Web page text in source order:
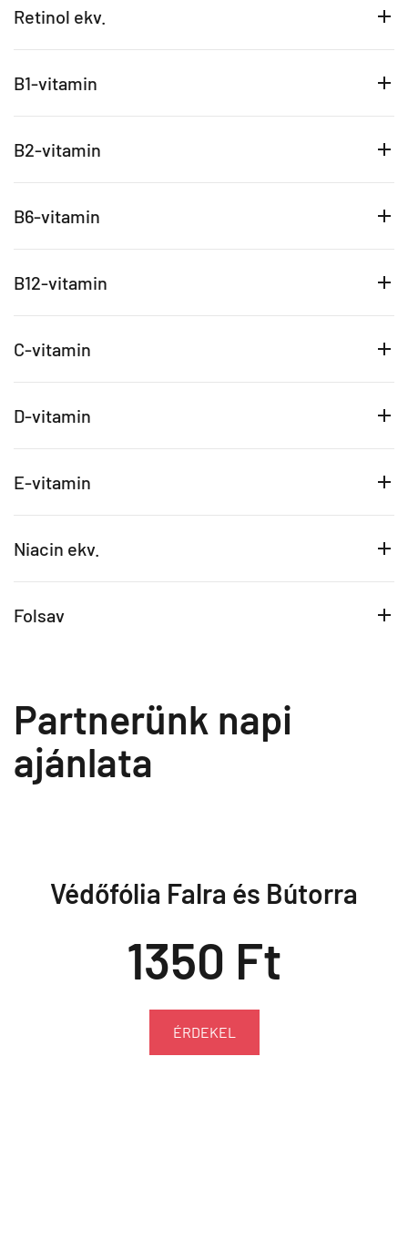
Retinol ekv.
B1-vitamin
B2-vitamin
B6-vitamin
B12-vitamin
C-vitamin
D-vitamin
E-vitamin
Niacin ekv.
Folsav
Partnerünk napi
ajánlata
Védőfólia Falra és Bútorra
1350 Ft
ÉRDEKEL